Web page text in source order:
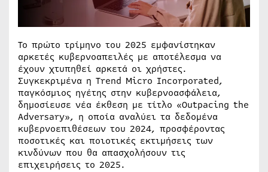
Το πρώτο τρίμηνο του 2025 εμφανίστηκαν
αρκετές κυβερνοαπειλές με αποτέλεσμα να
έχουν χτυπηθεί αρκετά οι χρήστες.
Συγκεκριμένα η Trend Micro Incorporated,
παγκόσμιος ηγέτης στην κυβερνοασφάλεια,
δημοσίευσε νέα έκθεση με τίτλο «Outpacing the
Adversary», η οποία αναλύει τα δεδομένα
κυβερνοεπιθέσεων του 2024, προσφέροντας
ποσοτικές και ποιοτικές εκτιμήσεις των
κινδύνων που θα απασχολήσουν τις
επιχειρήσεις το 2025.